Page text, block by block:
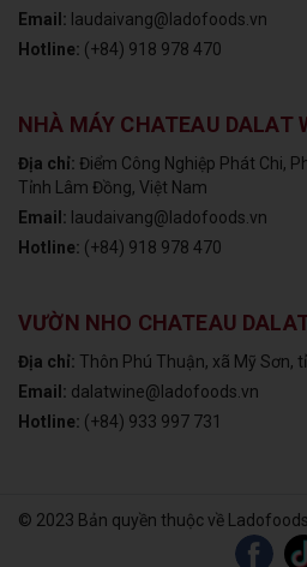
Email: laudaivang@ladofoods.vn
Hotline: (+84) 918 978 470
NHÀ MÁY CHATEAU DALAT
Địa chỉ: Điểm Công Nghiệp Phát Chi,
Tỉnh Lâm Đồng, Việt Nam
Email: laudaivang@ladofoods.vn
Hotline: (+84) 918 978 470
VƯỜN NHO CHATEAU
Địa chỉ: Thôn Phú Thuận, xã Mỹ Sơn,
Email: dalatwine@ladofoods.vn
Hotline: (+84) 933 997 731
© 2023 Bản quyền thuộc về Ladofoods